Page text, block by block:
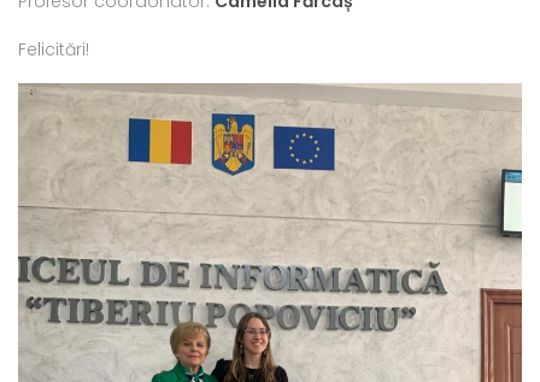
Felicitări!